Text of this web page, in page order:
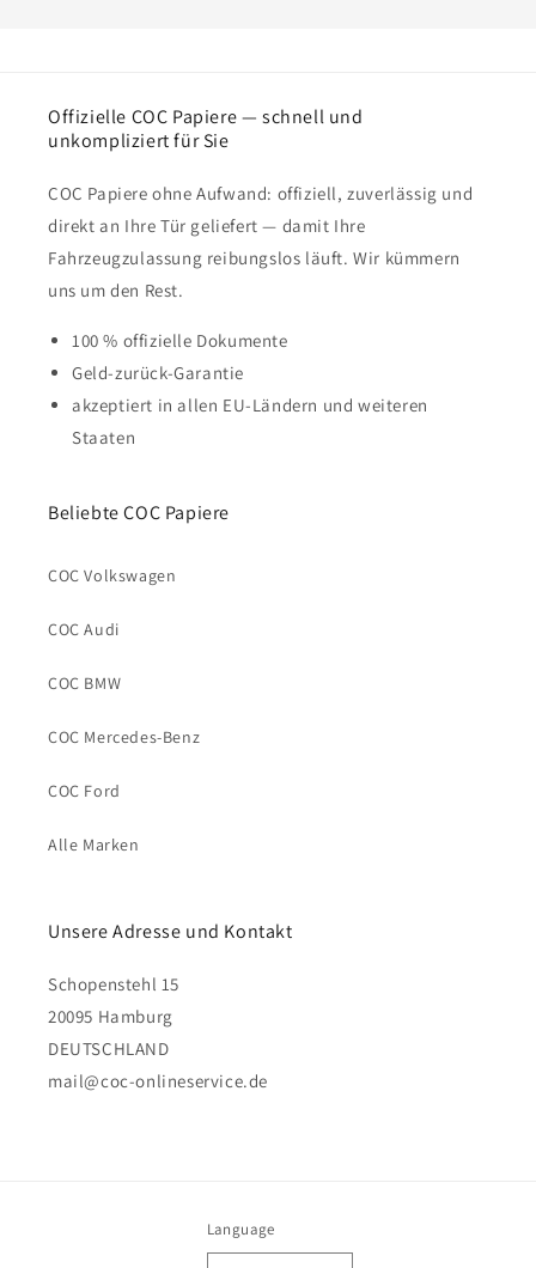
Offizielle COC Papiere — schnell und
unkompliziert für Sie
COC Papiere ohne Aufwand: offiziell, zuverlässig und
direkt an Ihre Tür geliefert — damit Ihre
Fahrzeugzulassung reibungslos läuft. Wir kümmern
uns um den Rest.
100 % offizielle Dokumente
Geld-zurück-Garantie
akzeptiert in allen EU-Ländern und weiteren
Staaten
Beliebte COC Papiere
COC Volkswagen
COC Audi
COC BMW
COC Mercedes-Benz
COC Ford
Alle Marken
Unsere Adresse und Kontakt
Schopenstehl 15
20095 Hamburg
DEUTSCHLAND
mail@coc-onlineservice.de
Language